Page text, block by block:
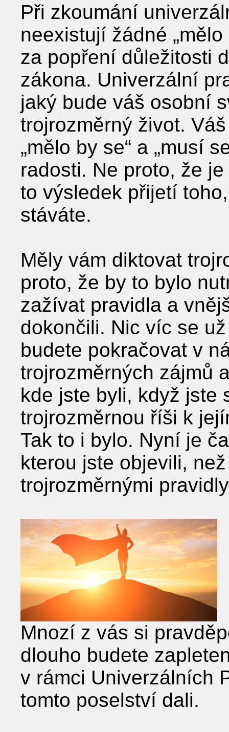
Při zkoumání
neexistují žádné „mělo
za popření důležitosti
zákona. Univerzální
jaký bude váš osobní
trojrozměrný život.
„mělo by se“ a „musí
radosti. Ne proto, že
to výsledek přijetí
stáváte.
Měly vám diktovat
proto, že by to bylo
zažívat pravidla a
dokončili. Nic víc se
budete pokračovat v
trojrozměrných zájmů
kde jste byli, když jste
trojrozměrnou říši k
Tak to i bylo. Nyní je
kterou jste objevili,
trojrozměrnými
Mnozí z vás si
dlouho budete
v rámci Univerzálních
tomto poselství dali.